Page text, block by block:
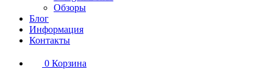
Обзоры
Блог
Информация
Контакты
0 Корзина